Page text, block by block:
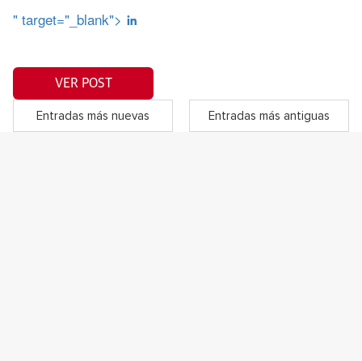
" target="_blank">
VER POST
Entradas más nuevas Entradas más antiguas